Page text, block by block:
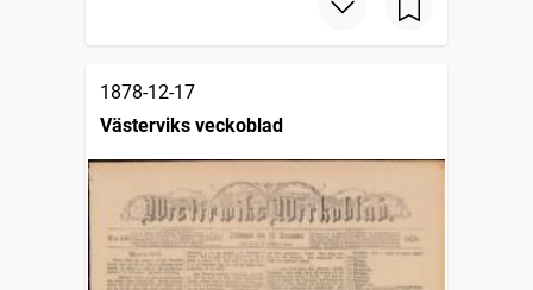
1878-12-17
Västerviks veckoblad